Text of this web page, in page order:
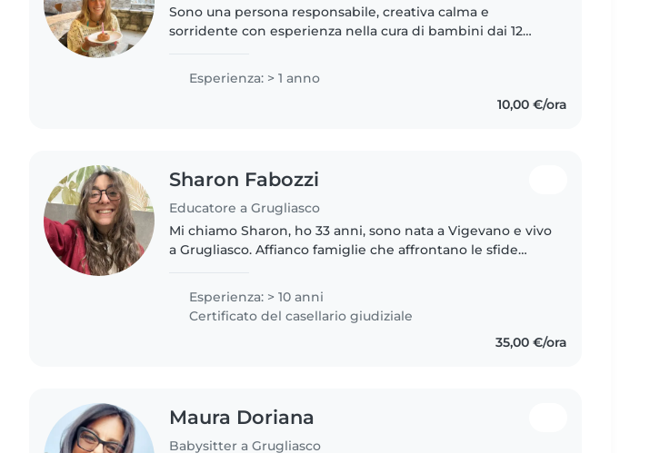
Sono una persona responsabile, creativa calma e
sorridente con esperienza nella cura di bambini dai 12
finendo di prendere..
Esperienza: > 1 anno
10,00 €/ora
Sharon Fabozzi
Educatore a Grugliasco
Mi chiamo Sharon, ho 33 anni, sono nata a Vigevano e vivo
a Grugliasco. Affianco famiglie che affrontano le sfide
riconquistare la..
Esperienza: > 10 anni
Certificato del casellario giudiziale
35,00 €/ora
Maura Doriana
Babysitter a Grugliasco